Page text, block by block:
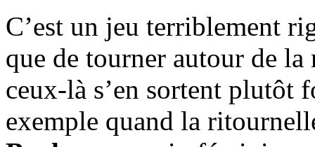
C’est un jeu terriblement
que de tourner autour de
ceux-là s’en sortent plutôt
exemple quand la